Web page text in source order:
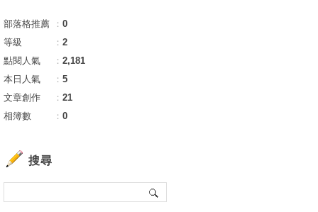
部落格推薦 ： 0
等級
： 2
點閱人氣
： 2,181
本日人氣
： 5
文章創作
： 21
相簿數
： 0
搜尋